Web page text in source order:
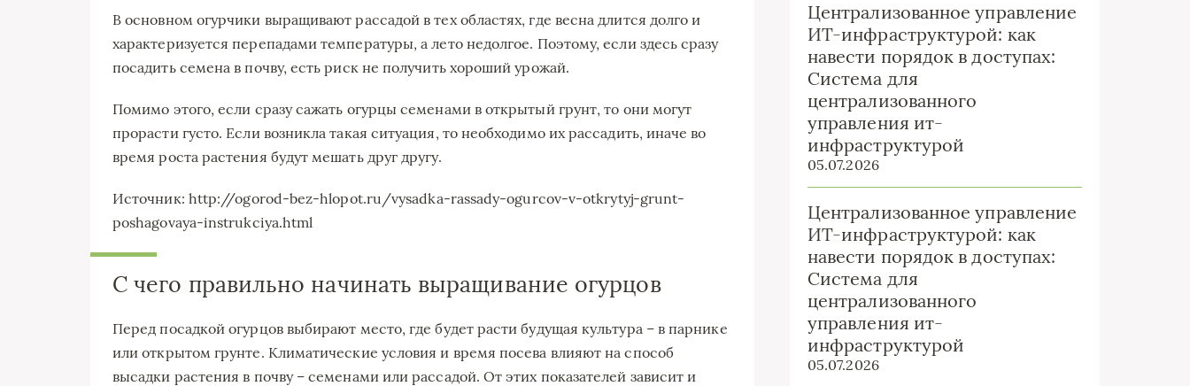
В основном огурчики выращивают рассадой в тех областях, где весна длится долго и
характеризуется перепадами температуры, а лето недолгое. Поэтому, если здесь сразу
посадить семена в почву, есть риск не получить хороший урожай.
Помимо этого, если сразу сажать огурцы семенами в открытый грунт, то они могут
прорасти густо. Если возникла такая ситуация, то необходимо их рассадить, иначе во
время роста растения будут мешать друг другу.
Источник: http://ogorod-bez-hlopot.ru/vysadka-rassady-ogurcov-v-otkrytyj-grunt-
poshagovaya-instrukciya.html
С чего правильно начинать выращивание огурцов
Перед посадкой огурцов выбирают место, где будет расти будущая культура – в парнике
или открытом грунте. Климатические условия и время посева влияют на способ
высадки растения в почву – семенами или рассадой. От этих показателей зависит и
Централизованное управление
ИТ-инфраструктурой: как
навести порядок в доступах:
Система для
централизованного
управления ит-
инфраструктурой
05.07.2026
Централизованное управление
ИТ-инфраструктурой: как
навести порядок в доступах:
Система для
централизованного
управления ит-
инфраструктурой
05.07.2026